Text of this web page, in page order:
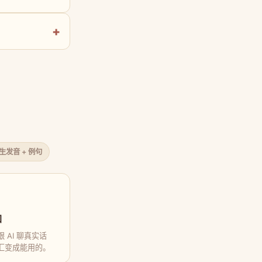
发音 + 例句
AI 聊真实话
成能用的。